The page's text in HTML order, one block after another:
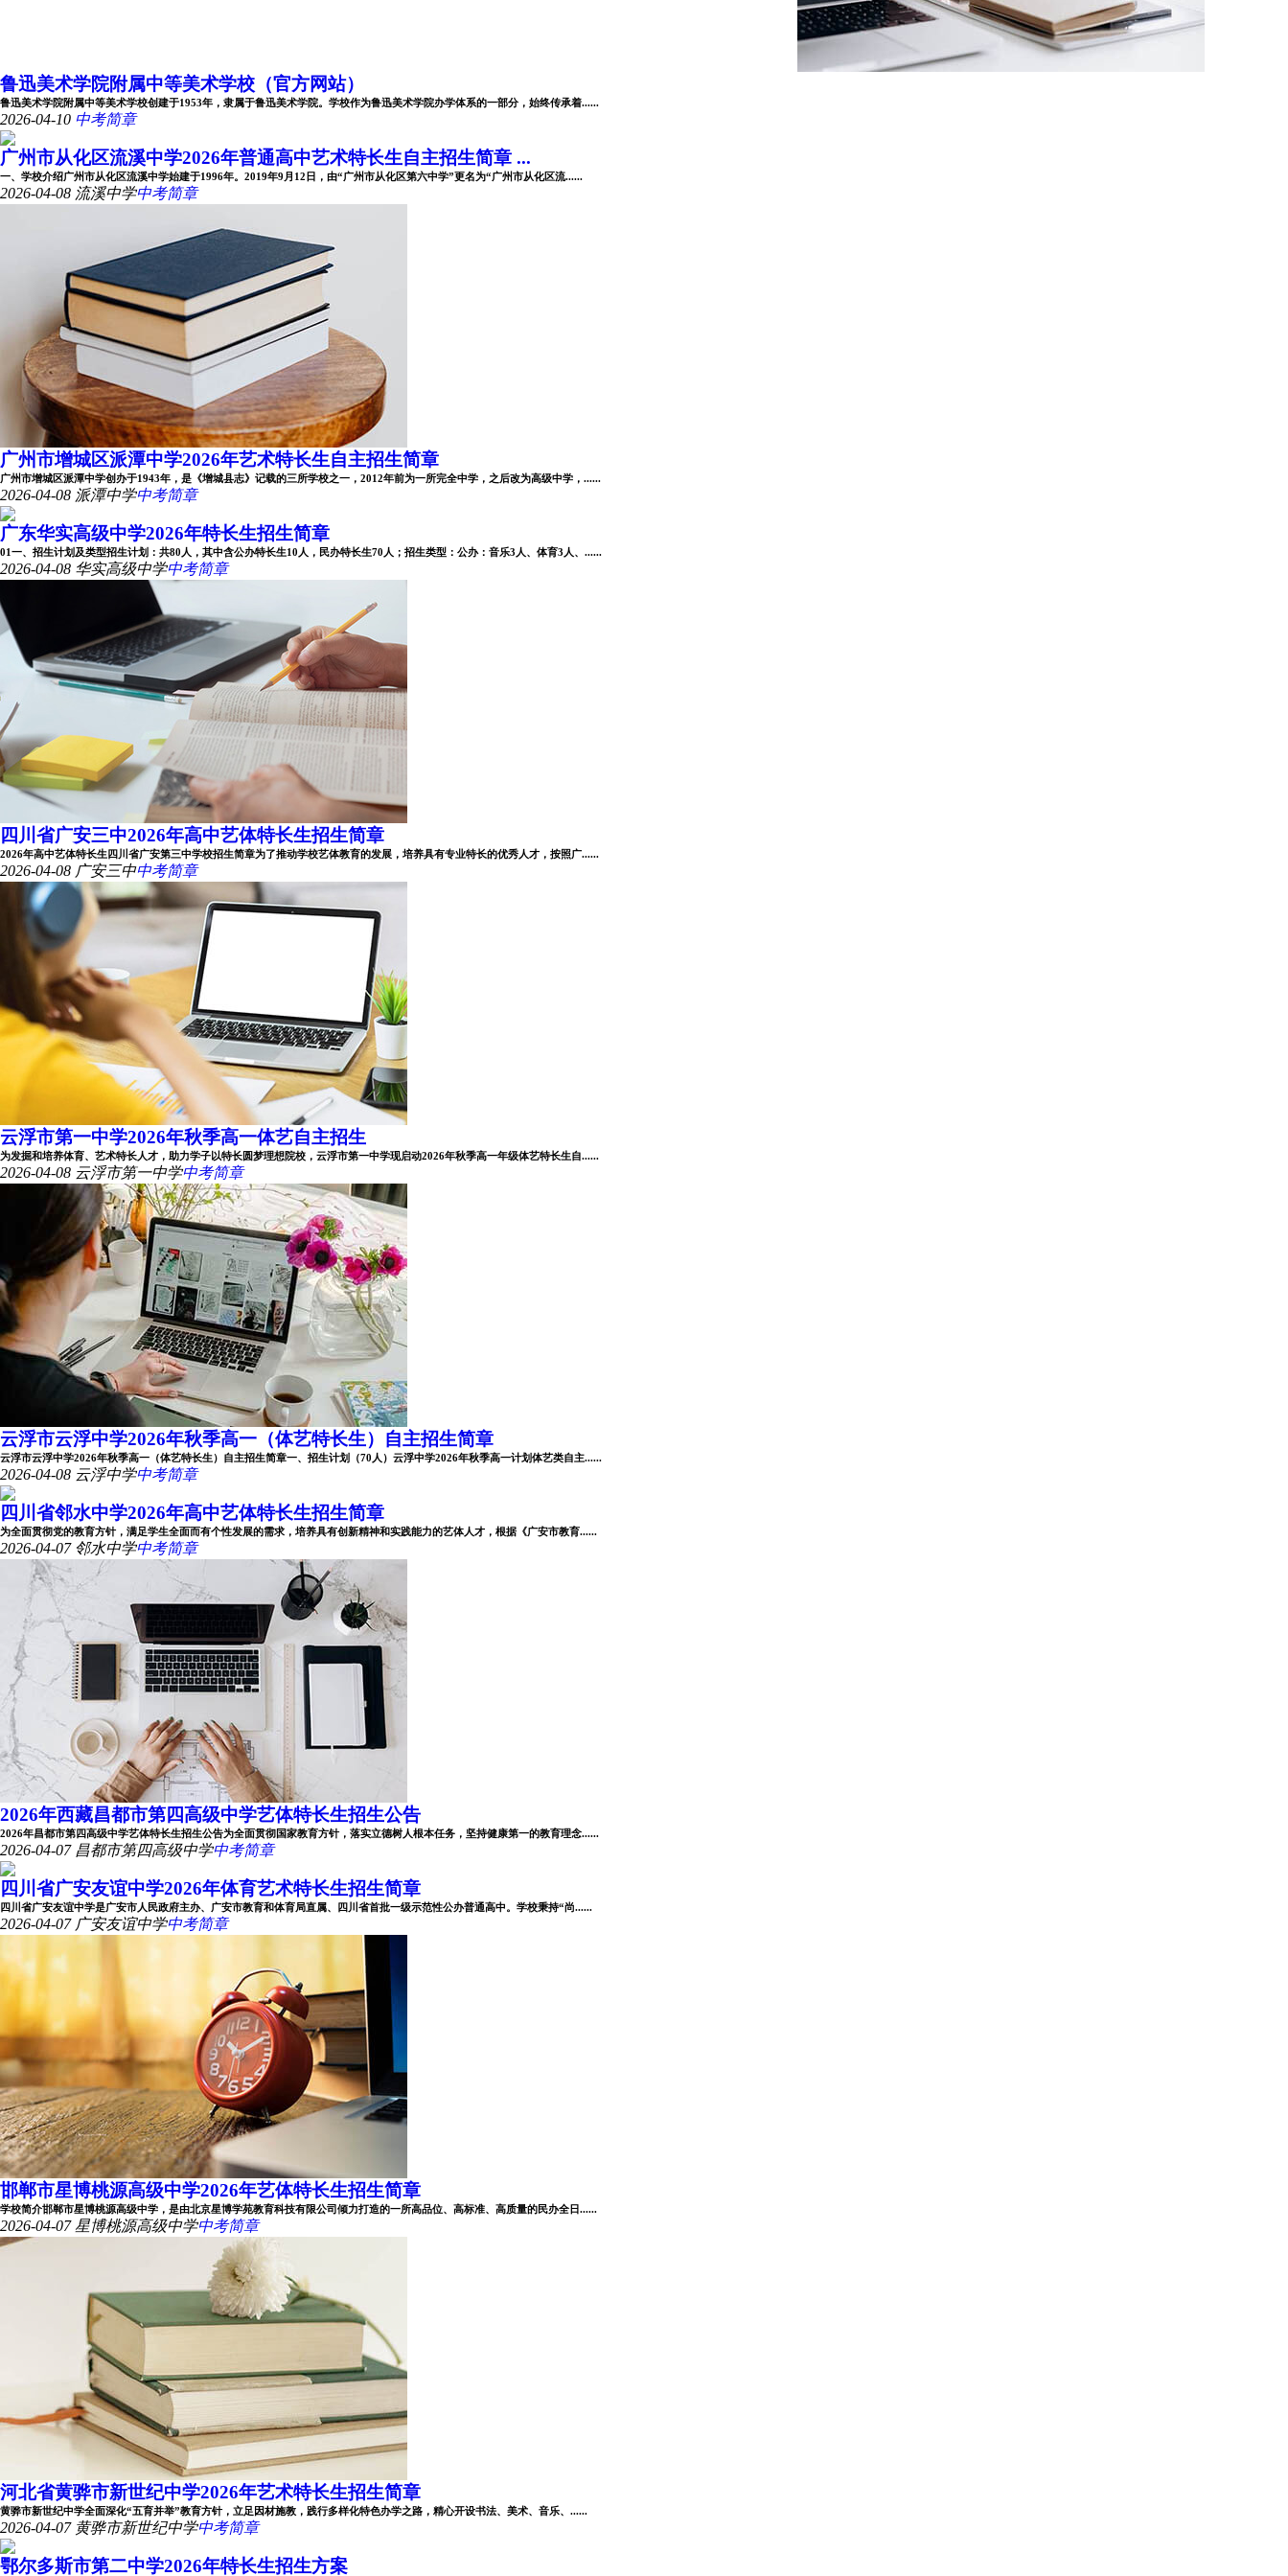
鲁迅美术学院附属中等美术学校（官方网站）
鲁迅美术学院附属中等美术学校创建于1953年，隶属于鲁迅美术学院。学校作为鲁迅美术学院办学体系的一部分，始终传承着......
2026-04-10 中考简章
广州市从化区流溪中学2026年普通高中艺术特长生自主招生简章 ...
一、学校介绍广州市从化区流溪中学始建于1996年。2019年9月12日，由“广州市从化区第六中学”更名为“广州市从化区流......
2026-04-08 流溪中学中考简章
广州市增城区派潭中学2026年艺术特长生自主招生简章
广州市增城区派潭中学创办于1943年，是《增城县志》记载的三所学校之一，2012年前为一所完全中学，之后改为高级中学，......
2026-04-08 派潭中学中考简章
广东华实高级中学2026年特长生招生简章
01一、招生计划及类型招生计划：共80人，其中含公办特长生10人，民办特长生70人；招生类型：公办：音乐3人、体育3人、......
2026-04-08 华实高级中学中考简章
四川省广安三中2026年高中艺体特长生招生简章
2026年高中艺体特长生四川省广安第三中学校招生简章为了推动学校艺体教育的发展，培养具有专业特长的优秀人才，按照广......
2026-04-08 广安三中中考简章
云浮市第一中学2026年秋季高一体艺自主招生
为发掘和培养体育、艺术特长人才，助力学子以特长圆梦理想院校，云浮市第一中学现启动2026年秋季高一年级体艺特长生自......
2026-04-08 云浮市第一中学中考简章
云浮市云浮中学2026年秋季高一（体艺特长生）自主招生简章
云浮市云浮中学2026年秋季高一（体艺特长生）自主招生简章一、招生计划（70人）云浮中学2026年秋季高一计划体艺类自主......
2026-04-08 云浮中学中考简章
四川省邻水中学2026年高中艺体特长生招生简章
为全面贯彻党的教育方针，满足学生全面而有个性发展的需求，培养具有创新精神和实践能力的艺体人才，根据《广安市教育......
2026-04-07 邻水中学中考简章
2026年西藏昌都市第四高级中学艺体特长生招生公告
2026年昌都市第四高级中学艺体特长生招生公告为全面贯彻国家教育方针，落实立德树人根本任务，坚持健康第一的教育理念......
2026-04-07 昌都市第四高级中学中考简章
四川省广安友谊中学2026年体育艺术特长生招生简章
四川省广安友谊中学是广安市人民政府主办、广安市教育和体育局直属、四川省首批一级示范性公办普通高中。学校秉持“尚......
2026-04-07 广安友谊中学中考简章
邯郸市星博桃源高级中学2026年艺体特长生招生简章
学校简介邯郸市星博桃源高级中学，是由北京星博学苑教育科技有限公司倾力打造的一所高品位、高标准、高质量的民办全日......
2026-04-07 星博桃源高级中学中考简章
河北省黄骅市新世纪中学2026年艺术特长生招生简章
黄骅市新世纪中学全面深化“五育并举”教育方针，立足因材施教，践行多样化特色办学之路，精心开设书法、美术、音乐、......
2026-04-07 黄骅市新世纪中学中考简章
鄂尔多斯市第二中学2026年特长生招生方案